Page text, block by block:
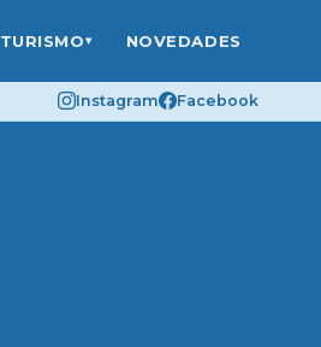
TURISMO▾ NOVEDADES
Instagram Facebook